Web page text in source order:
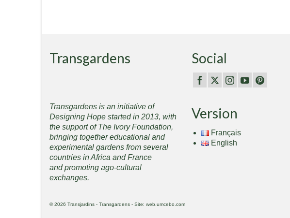
Transgardens
Transgardens is an initiative of
Designing Hope started in 2013, with
the support of The Ivory Foundation,
bringing together educational and
experimental gardens from several
countries in Africa and France
and promoting ago-cultural
exchanges.
Social
Version
Français
English
© 2026 Transjardins - Transgardens - Site: web.umcebo.com